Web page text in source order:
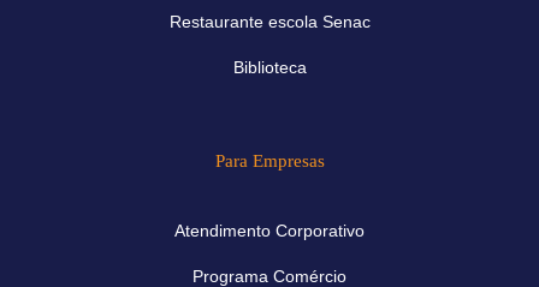
Restaurante escola Senac
Biblioteca
Para Empresas
Atendimento Corporativo
Programa Comércio